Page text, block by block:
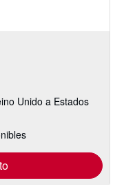
Unido a Estados